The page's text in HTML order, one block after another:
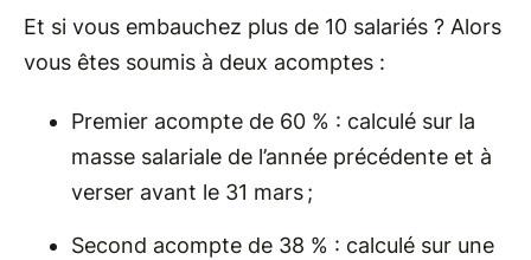
Et si vous embauchez plus de 10 salariés ? Alors
vous êtes soumis à deux acomptes :
Premier acompte de 60 % : calculé sur la
masse salariale de l’année précédente et à
verser avant le 31 mars ;
Second acompte de 38 % : calculé sur une